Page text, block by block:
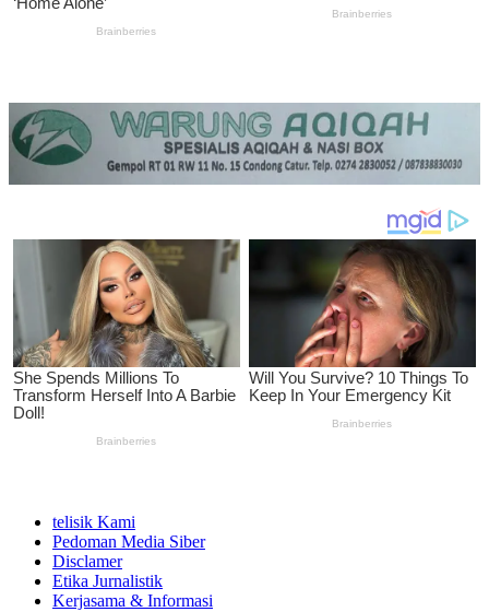
telisik Kami
Pedoman Media Siber
Disclamer
Etika Jurnalistik
Kerjasama & Informasi